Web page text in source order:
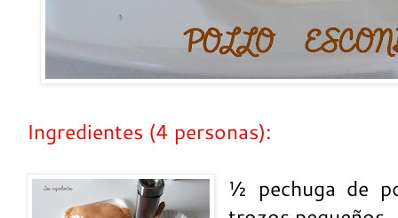
Ingredientes (4 personas):
½ pechuga de